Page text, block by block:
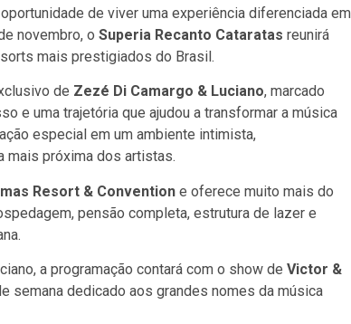
de viver uma experiência diferenciada em
novembro, o Superia Recanto Cataratas reunirá
mais prestigiados do Brasil.
de Zezé Di Camargo & Luciano, marcado
e uma trajetória que ajudou a transformar a música
especial em um ambiente intimista,
mais próxima dos artistas.
Resort & Convention e oferece muito mais do
pensão completa, estrutura de lazer e
a programação contará com o show de Victor &
semana dedicado aos grandes nomes da música